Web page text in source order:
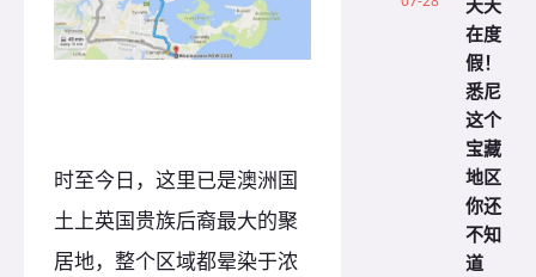
时至今日，这里已是澳洲国
土上英国贵族后裔最大的聚
居地，整个区域都晕染于浓
在度
假！
悉尼
这个
宝藏
地区
你还
不知
道